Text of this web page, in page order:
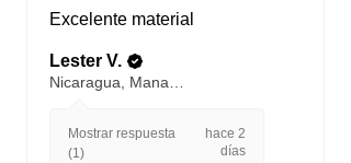
Excelente material
Lester V.
Nicaragua, Managua
Mostrar respuesta
(1)
hace 2
días